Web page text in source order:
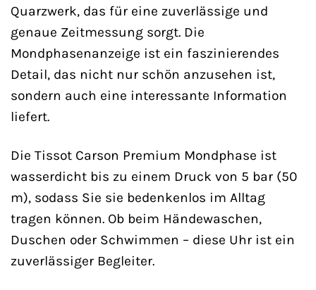
Quarzwerk, das für eine zuverlässige und
genaue Zeitmessung sorgt. Die
Mondphasenanzeige ist ein faszinierendes
Detail, das nicht nur schön anzusehen ist,
sondern auch eine interessante Information
liefert.
Die Tissot Carson Premium Mondphase ist
wasserdicht bis zu einem Druck von 5 bar (50
m), sodass Sie sie bedenkenlos im Alltag
tragen können. Ob beim Händewaschen,
Duschen oder Schwimmen – diese Uhr ist ein
zuverlässiger Begleiter.